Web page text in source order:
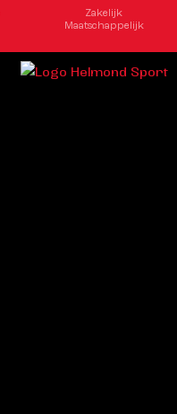
Zakelijk
Maatschappelijk